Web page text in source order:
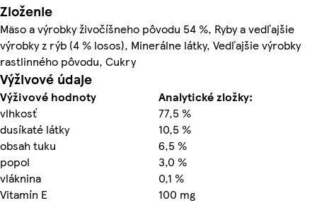
Zloženie
Mäso a výrobky živočíšneho pôvodu 54 %, Ryby a vedľajšie
výrobky z rýb (4 % losos), Minerálne látky, Vedľajšie výrobky
rastlinného pôvodu, Cukry
Výživové údaje
Výživové hodnoty
Analytické zložky:
vlhkosť
77,5 %
dusíkaté látky
10,5 %
obsah tuku
6,5 %
popol
3,0 %
vláknina
0,1 %
Vitamín E
100 mg